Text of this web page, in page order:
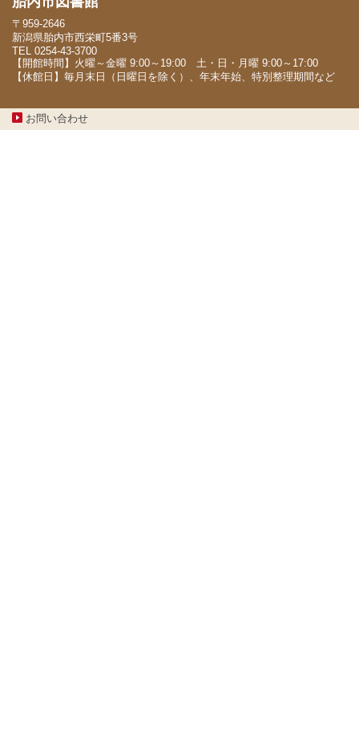
〒959-2646
新潟県胎内市西栄町5番3号
TEL 0254-43-3700
【開館時間】火曜～金曜 9:00～19:00 土・日・月曜 9:00～17:00
【休館日】毎月末日（日曜日を除く）、年末年始、特別整理期間など
お問い合わせ